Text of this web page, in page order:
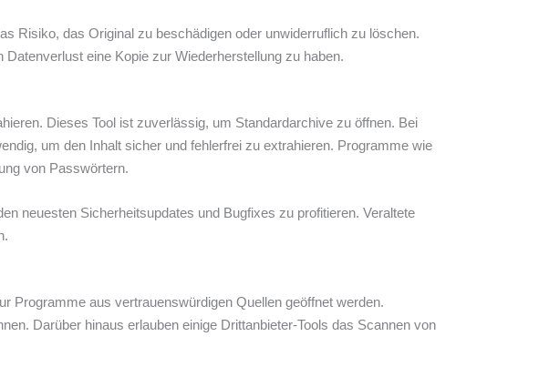
Risiko, das Original zu beschädigen oder unwiderruflich zu löschen.
eine Kopie zur Wiederherstellung zu haben.
Dieses Tool ist zuverlässig, um Standardarchive zu öffnen. Bei
um den Inhalt sicher und fehlerfrei zu extrahieren. Programme wie
von Passwörtern.
neuesten Sicherheitsupdates und Bugfixes zu profitieren. Veraltete
Programme aus vertrauenswürdigen Quellen geöffnet werden.
Darüber hinaus erlauben einige Drittanbieter-Tools das Scannen von